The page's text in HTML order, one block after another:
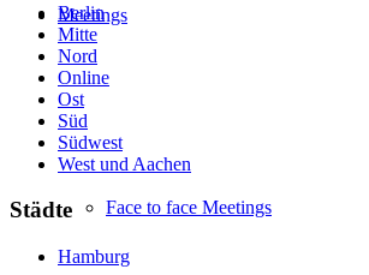
Meetings
Face to face Meetings
Berlin
Mitte
Nord
Online
Ost
Süd
Südwest
West und Aachen
Städte
Hamburg